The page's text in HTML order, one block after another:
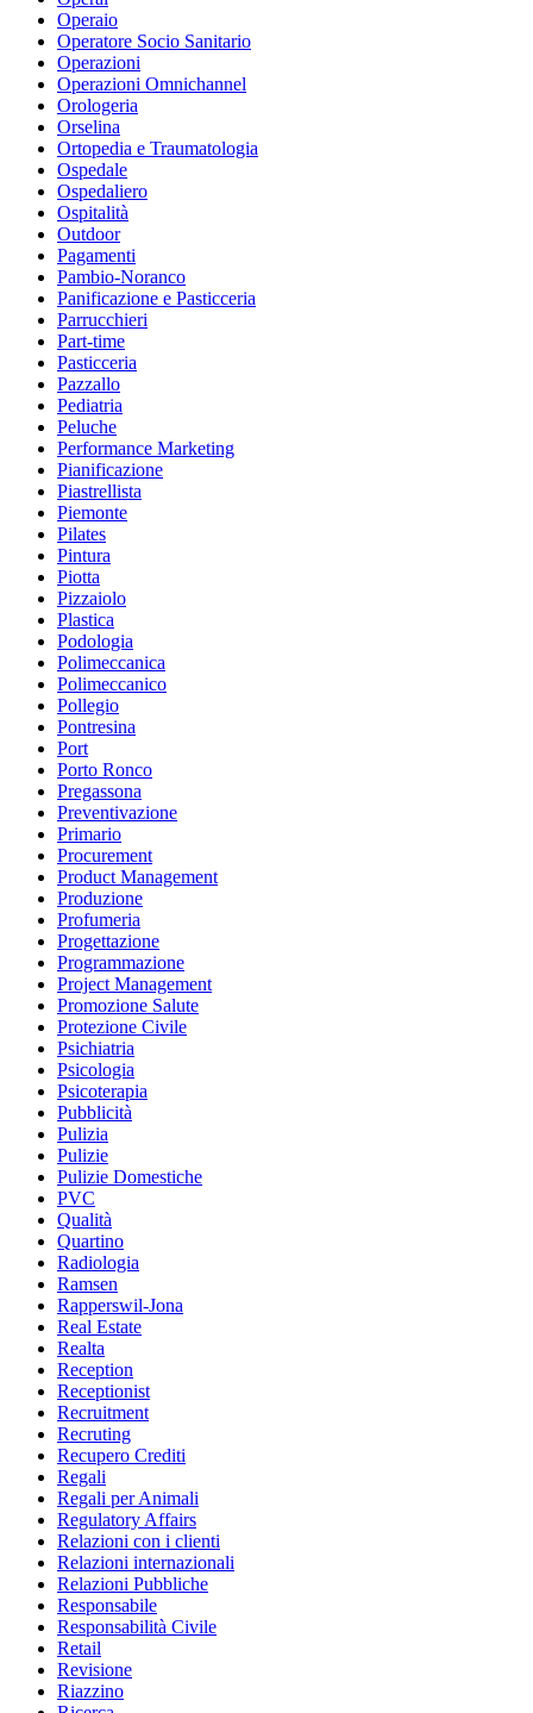
Operaio
Operatore Socio Sanitario
Operazioni
Operazioni Omnichannel
Orologeria
Orselina
Ortopedia e Traumatologia
Ospedale
Ospedaliero
Ospitalità
Outdoor
Pagamenti
Pambio-Noranco
Panificazione e Pasticceria
Parrucchieri
Part-time
Pasticceria
Pazzallo
Pediatria
Peluche
Performance Marketing
Pianificazione
Piastrellista
Piemonte
Pilates
Pintura
Piotta
Pizzaiolo
Plastica
Podologia
Polimeccanica
Polimeccanico
Pollegio
Pontresina
Port
Porto Ronco
Pregassona
Preventivazione
Primario
Procurement
Product Management
Produzione
Profumeria
Progettazione
Programmazione
Project Management
Promozione Salute
Protezione Civile
Psichiatria
Psicologia
Psicoterapia
Pubblicità
Pulizia
Pulizie
Pulizie Domestiche
PVC
Qualità
Quartino
Radiologia
Ramsen
Rapperswil-Jona
Real Estate
Realta
Reception
Receptionist
Recruitment
Recruting
Recupero Crediti
Regali
Regali per Animali
Regulatory Affairs
Relazioni con i clienti
Relazioni internazionali
Relazioni Pubbliche
Responsabile
Responsabilità Civile
Retail
Revisione
Riazzino